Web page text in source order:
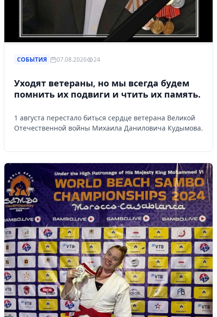
СОБЫТИЯ 07.08.2026 24
Уходят ветераны, но мы всегда будем
помнить их подвиги и чтить их память.
1 августа перестало биться сердце ветерана Великой
Отечественной войны Михаила Даниловича Кудымова.